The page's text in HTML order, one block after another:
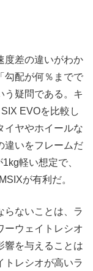
度差の違いがわか
勾配が何％までで
う疑問である。キ
EVOを比較し
イヤやホイールな
違いをフレームだ
軽い想定で、
が有利だ。
らないことは、ラ
ーウェイトレシオ
響を与えることは
トレシオが高いラ